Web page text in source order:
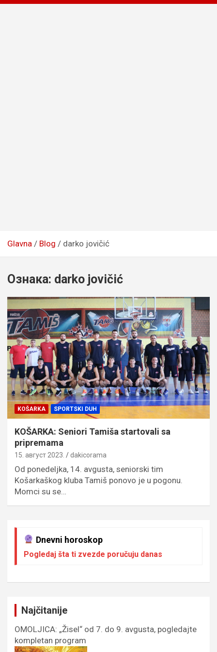
Glavna Blog darko jovičić
Ознака: darko jovičić
KOŠARKA SPORTSKI DUH
KOŠARKA: Seniori Tamiša startovali sa
pripremama
15. август 2023. dakicorama
Od ponedeljka, 14. avgusta, seniorski tim
Košarkaškog kluba Tamiš ponovo je u pogonu.
Momci su se…
Dnevni horoskop
Pogledaj šta ti zvezde poručuju danas
Najčitanije
OMOLJICA: „Žisel“ od 7. do 9. avgusta, pogledajte
kompletan program